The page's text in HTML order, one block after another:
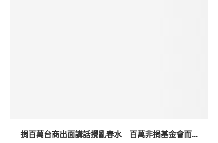
捐百萬台商出面講話攪亂春水 百萬非捐基金會而...